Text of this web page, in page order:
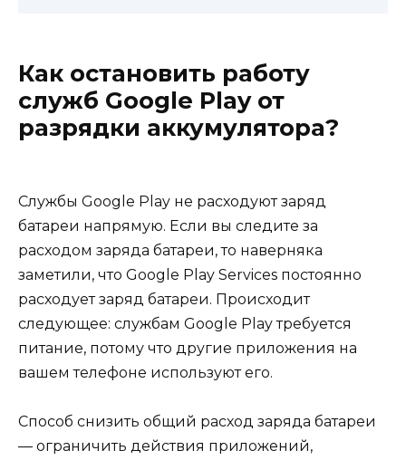
Как остановить работу
служб Google Play от
разрядки аккумулятора?
Службы Google Play не расходуют заряд
батареи напрямую. Если вы следите за
расходом заряда батареи, то наверняка
заметили, что Google Play Services постоянно
расходует заряд батареи. Происходит
следующее: службам Google Play требуется
питание, потому что другие приложения на
вашем телефоне используют его.
Способ снизить общий расход заряда батареи
— ограничить действия приложений,